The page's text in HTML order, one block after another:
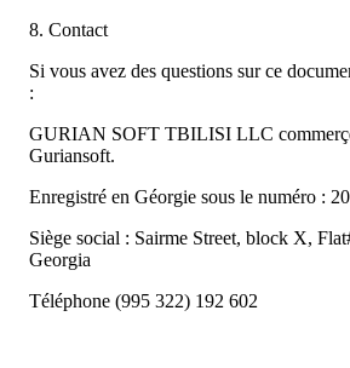
8. Contact
Si vous avez des questions sur ce
:
GURIAN SOFT TBILISI LLC
Guriansoft.
Enregistré en Géorgie sous le numéro :
Siège social : Sairme Street, block X,
Georgia
Téléphone (995 322) 192 602